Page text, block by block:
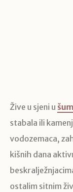
Žive u sjeni u
stabala ili
vodozemaca,
kišnih dana
ostalim sitnim